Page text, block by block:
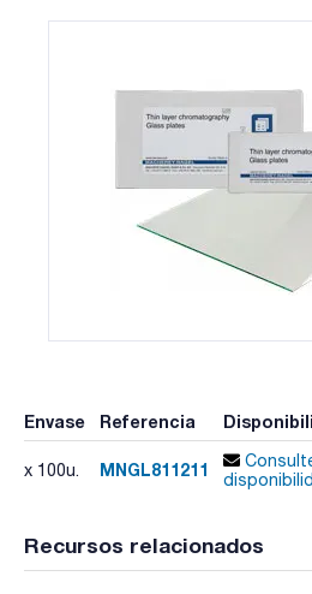
Envase Referencia
x 100u. MNGL811211
Recursos relacionados